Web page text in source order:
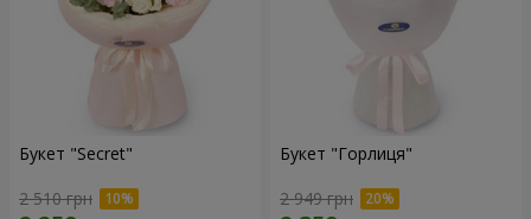
Букет "Secret"
2 510 грн
Букет "Горлиця"
2 949 грн